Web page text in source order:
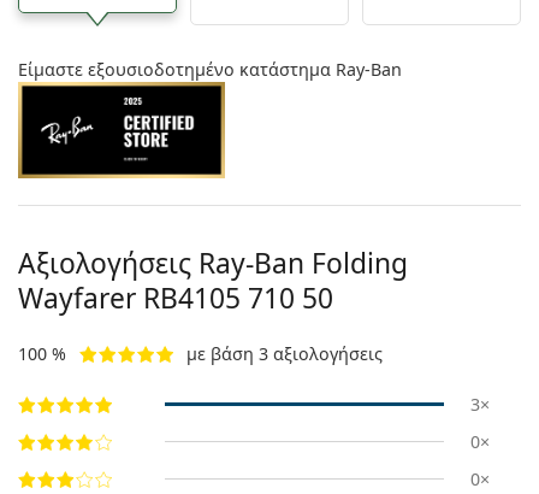
Είμαστε εξουσιοδοτημένο κατάστημα Ray-Ban
Αξιολογήσεις Ray-Ban Folding
Wayfarer RB4105 710 50
100 % με βάση 3 αξιολογήσεις
3×
0×
0×